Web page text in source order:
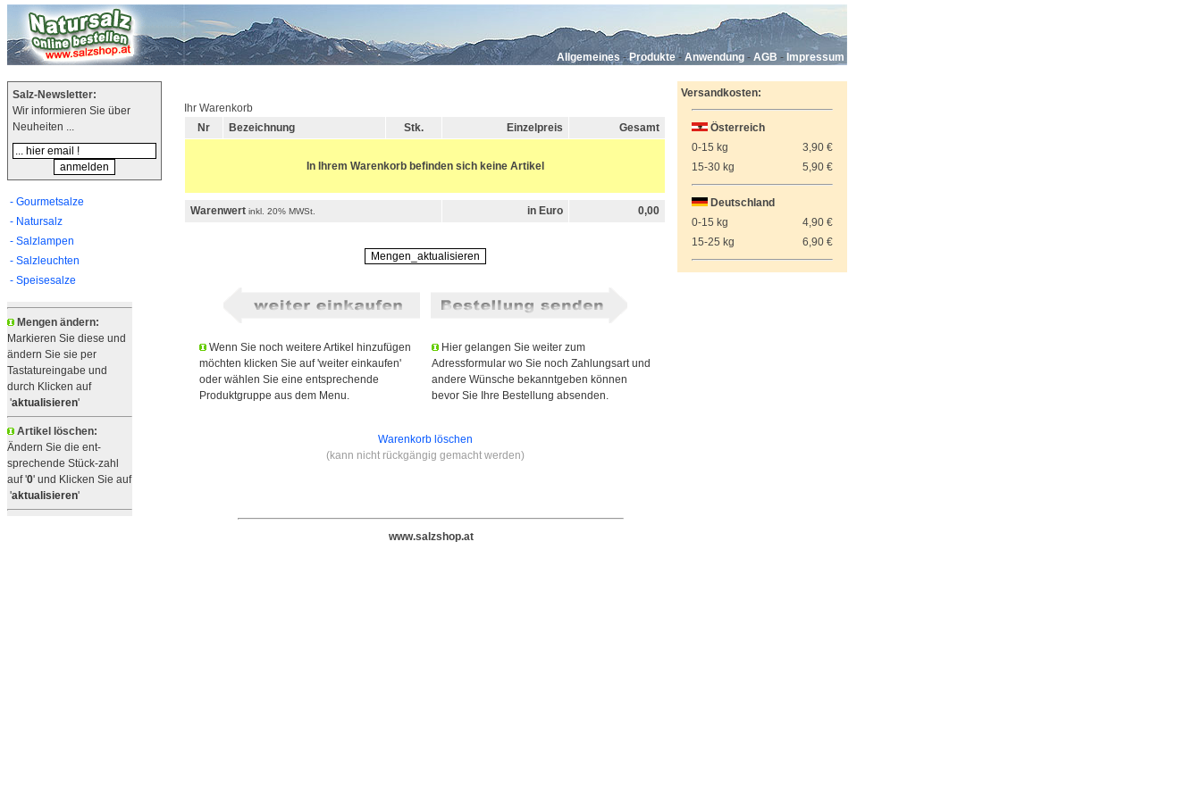
Allgemeines-Produkte- Anwendung - AGB - Impressum
Salz-Newsletter:
Wir informieren Sie über
Neuheiten ...
- Gourmetsalze
- Natursalz
- Salzlampen
- Salzleuchten
- Speisesalze
Mengen ändern:
Markieren Sie diese und
ändern Sie sie per
Tastatureingabe und
durch Klicken auf
'aktualisieren'
Artikel löschen:
Ändern Sie die ent-
sprechende Stück-zahl
auf '0' und Klicken Sie auf
'aktualisieren'
Ihr Warenkorb
Nr
Bezeichnung Stk. Einzelpreis Gesamt
In Ihrem Warenkorb befinden sich keine Artikel
Warenwert inkl. 20% MWSt. in Euro 0,00
Wenn Sie noch weitere Artikel hinzufügen
möchten klicken Sie auf 'weiter einkaufen'
oder wählen Sie eine entsprechende
Produktgruppe aus dem Menu.
Hier gelangen Sie weiter zum
Adressformular wo Sie noch Zahlungsart und
andere Wünsche bekanntgeben können
bevor Sie Ihre Bestellung absenden.
Warenkorb löschen
(kann nicht rückgängig gemacht werden)
www.salzshop.at
Versandkosten:
Österreich
0-15 kg
3,90 €
15-30 kg
5,90 €
Deutschland
0-15 kg
4,90 €
15-25 kg
6,90 €